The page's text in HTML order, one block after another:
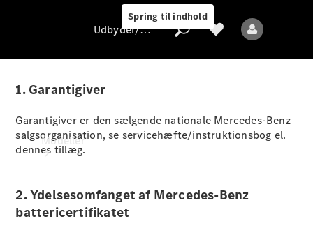
Spring til indhold
Udbyder/databeskyttelse
Modeller
Udbyder/databeskyttelse
1. Garantigiver
Garantigiver er den sælgende nationale Mercedes-Benz
salgsorganisation, se servicehæfte/instruktionsbog el.
dennes tillæg.
2. Ydelsesomfanget af Mercedes-Benz
battericertifikatet